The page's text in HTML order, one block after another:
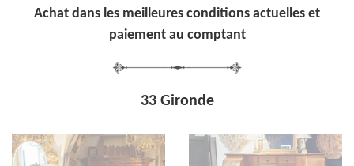
Achat dans les meilleures conditions actuelles et
paiement au comptant
33 Gironde